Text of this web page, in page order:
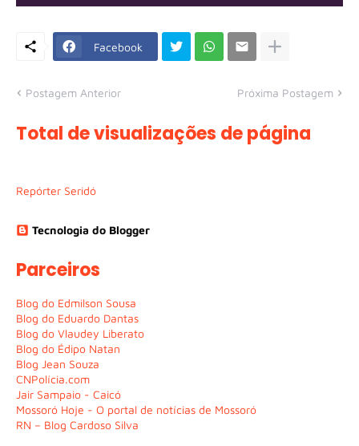
Facebook
Postagem Anterior Próxima Postagem
Total de visualizações de página
Repórter Seridó
Tecnologia do Blogger
Parceiros
Blog do Edmilson Sousa
Blog do Eduardo Dantas
Blog do Vlaudey Liberato
Blog do Édipo Natan
Blog Jean Souza
CNPolícia.com
Jair Sampaio - Caicó
Mossoró Hoje - O portal de notícias de Mossoró
RN – Blog Cardoso Silva